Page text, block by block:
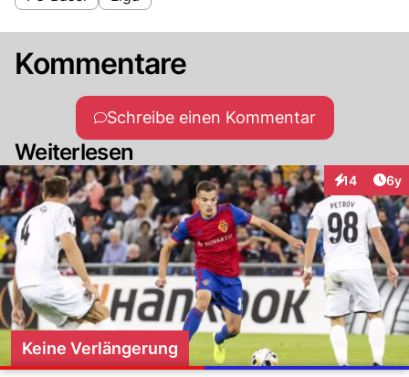
Kommentare
Schreibe einen Kommentar
Weiterlesen
14 6y
Keine Verlängerung